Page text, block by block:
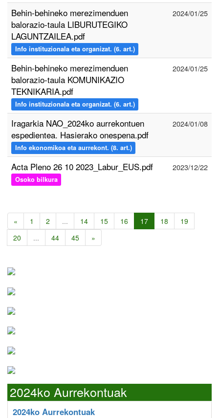
Behin-behineko merezimenduen
balorazio-taula LIBURUTEGIKO
LAGUNTZAILEA.pdf
Info instituzionala eta organizat. (6. art.)
2024/01/25
Behin-behineko merezimenduen
balorazio-taula KOMUNIKAZIO
TEKNIKARIA.pdf
Info instituzionala eta organizat. (6. art.)
2024/01/25
Iragarkia NAO_2024ko aurrekontuen
espedientea. Hasierako onespena.pdf
Info ekonomikoa eta aurrekont. (8. art.)
2024/01/08
Acta Pleno 26 10 2023_Labur_EUS.pdf
Osoko bilkura
2023/12/22
« 1 2 ... 14 15 16 17 18
19
20
... 44 45 »
2024ko Aurrekontuak
2024ko Aurrekontuak